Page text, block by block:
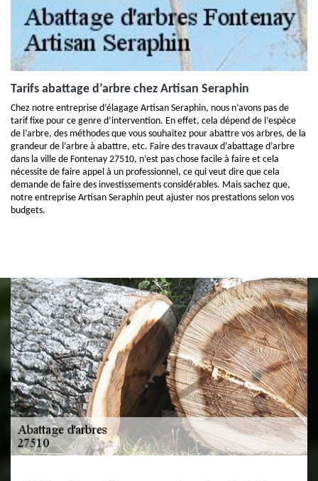
Tarifs abattage d’arbre chez Artisan Seraphin
Chez notre entreprise d’élagage Artisan Seraphin, nous n’avons pas de
tarif fixe pour ce genre d’intervention. En effet, cela dépend de l’espèce
de l’arbre, des méthodes que vous souhaitez pour abattre vos arbres, de la
grandeur de l’arbre à abattre, etc. Faire des travaux d’abattage d’arbre
dans la ville de Fontenay 27510, n’est pas chose facile à faire et cela
nécessite de faire appel à un professionnel, ce qui veut dire que cela
demande de faire des investissements considérables. Mais sachez que,
notre entreprise Artisan Seraphin peut ajuster nos prestations selon vos
budgets.